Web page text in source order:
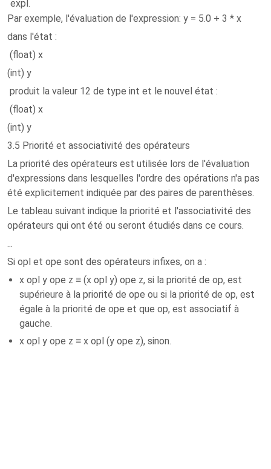
expl.
Par exemple, l'évaluation de l'expression: y = 5.0 + 3 * x
dans l'état :
(float) x
(int) y
produit la valeur 12 de type int et le nouvel état :
(float) x
(int) y
3.5 Priorité et associativité des opérateurs
La priorité des opérateurs est utilisée lors de l'évaluation
d'expressions dans lesquelles l'ordre des opérations n'a pas
été explicitement indiquée par des paires de parenthèses.
Le tableau suivant indique la priorité et l'associativité des
opérateurs qui ont été ou seront étudiés dans ce cours.
...
Si opl et ope sont des opérateurs infixes, on a :
x opl y ope z ≡ (x opl y) ope z, si la priorité de op, est
supérieure à la priorité de ope ou si la priorité de op, est
égale à la priorité de ope et que op, est associatif à
gauche.
x opl y ope z ≡ x opl (y ope z), sinon.